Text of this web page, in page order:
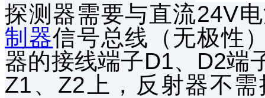
探测器需要与直流24V
制器信号总线（无极性
器的接线端子D1、D2端
Z1、Z2上，反射器不